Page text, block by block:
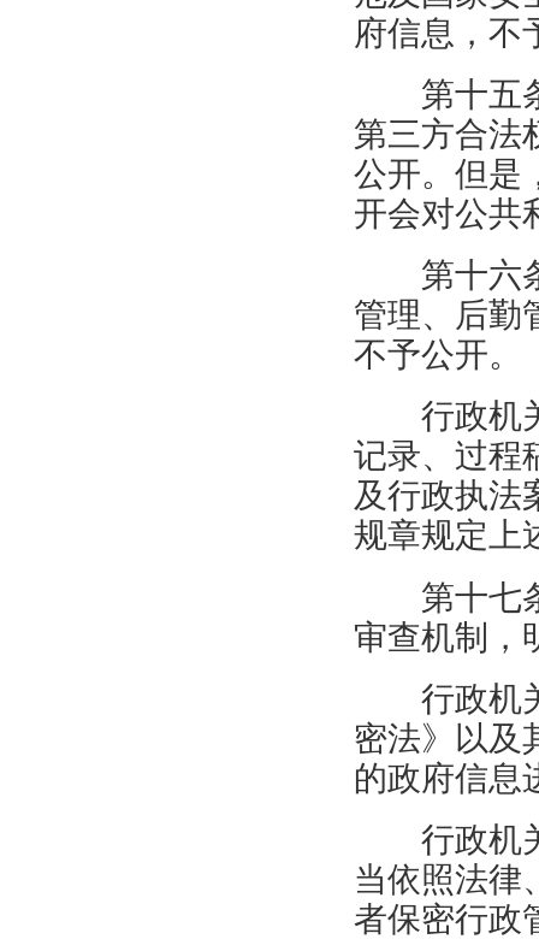
府信息，不
第十五
第三方合法
公开。但是
开会对公共
第十六
管理、后勤
不予公开。
行政机
记录、过程
及行政执法
规章规定上
第十七
审查机制，
行政机
密法》以及
的政府信息
行政机
当依照法律
者保密行政